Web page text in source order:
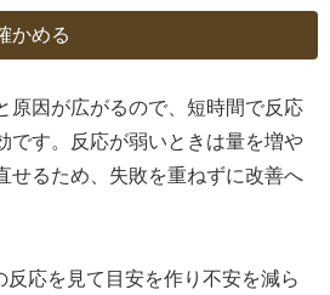
かめる
原因が広がるので、短時間で反応
です。反応が弱いときは量を増や
せるため、失敗を重ねずに改善へ
反応を見て目安を作り不安を減ら